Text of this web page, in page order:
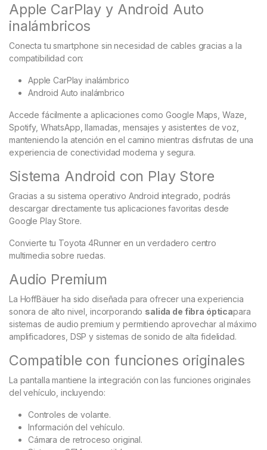
Apple CarPlay y Android Auto
inalámbricos
Conecta tu smartphone sin necesidad de cables gracias a la
compatibilidad con:
Apple CarPlay inalámbrico
Android Auto inalámbrico
Accede fácilmente a aplicaciones como Google Maps, Waze,
Spotify, WhatsApp, llamadas, mensajes y asistentes de voz,
manteniendo la atención en el camino mientras disfrutas de una
experiencia de conectividad moderna y segura.
Sistema Android con Play Store
Gracias a su sistema operativo Android integrado, podrás
descargar directamente tus aplicaciones favoritas desde
Google Play Store.
Convierte tu Toyota 4Runner en un verdadero centro
multimedia sobre ruedas.
Audio Premium
La HoffBäuer ha sido diseñada para ofrecer una experiencia
sonora de alto nivel, incorporando salida de fibra ópticapara
sistemas de audio premium y permitiendo aprovechar al máximo
amplificadores, DSP y sistemas de sonido de alta fidelidad.
Compatible con funciones originales
La pantalla mantiene la integración con las funciones originales
del vehículo, incluyendo:
Controles de volante.
Información del vehículo.
Cámara de retroceso original.